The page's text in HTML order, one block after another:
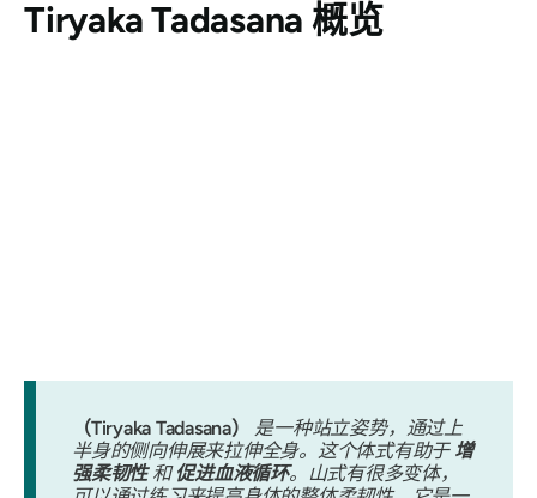
Tiryaka Tadasana 概览
（Tiryaka Tadasana）
是一种站立姿势，通过上
半身的侧向伸展来拉伸全身。这个体式有助于 增
强柔韧性和促进血液循环。山式有很多变体，